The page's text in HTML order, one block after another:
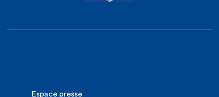
Espace presse